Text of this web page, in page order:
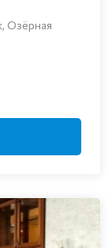
Озёрная